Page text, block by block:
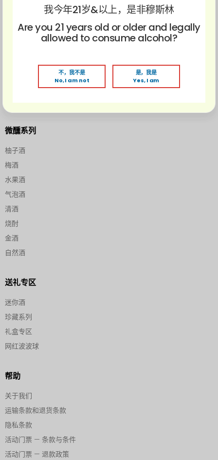
微醺系列
柚子酒
梅酒
水果酒
气泡酒
清酒
烧酎
金酒
自然酒
送礼专区
迷你酒
珍藏系列
礼盒专区
网红波波球
帮助
关于我们
运输条款和退货条款
隐私条款
活动门票 — 条款与条件
活动门票 — 退款政策
我今年21岁&以上，是非穆斯林
Are you 21 years old or older and legally
allowed to consume alcohol?
不，我不是
No, I am not
是，我是
Yes, I am